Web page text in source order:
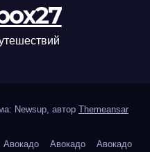
Newsup, автор Themeansar
Авокадо Авокадо Авокадо